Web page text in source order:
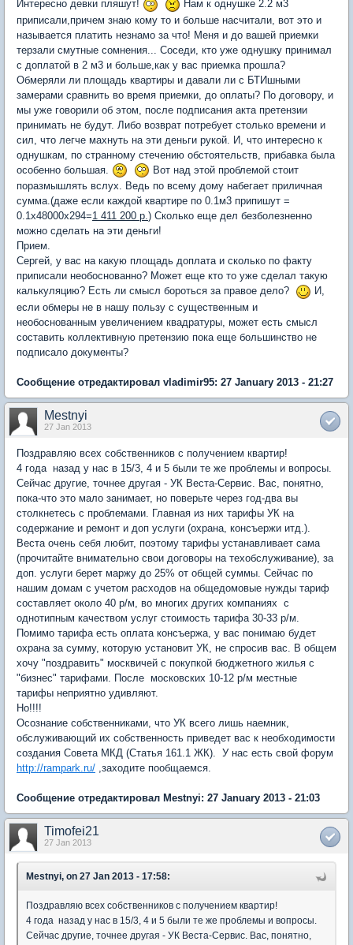
Интересно девки пляшут!
Нам к однушке 2.2 м3
приписали,причем знаю кому то и больше насчитали, вот это и
называется платить незнамо за что! Меня и до вашей приемки
терзали смутные сомнения... Соседи, кто уже однушку принимал
с доплатой в 2 м3 и больше,как у вас приемка прошла?
Обмеряли ли площадь квартиры и давали ли с БТИшными
замерами сравнить во время приемки, до оплаты? По договору, и
мы уже говорили об этом, после подписания акта претензии
принимать не будут. Либо возврат потребует столько времени и
сил, что легче махнуть на эти деньги рукой. И, что интересно к
однушкам, по странному стечению обстоятельств, прибавка была
особенно большая.
Вот над этой проблемой стоит
поразмышлять вслух. Ведь по всему дому набегает приличная
сумма.(даже если каждой квартире по 0.1м3 припишут =
0.1х48000х294=1 411 200 р.) Сколько еще дел безболезненно
можно сделать на эти деньги!
Прием.
Сергей, у вас на какую площадь доплата и сколько по факту
приписали необоснованно? Может еще кто то уже сделал такую
калькуляцию? Есть ли смысл бороться за правое дело?
И,
если обмеры не в нашу пользу с существенным и
необоснованным увеличением квадратуры, может есть смысл
составить коллективную претензию пока еще большинство не
подписало документы?
Сообщение отредактировал vladimir95: 27 January 2013 - 21:27
Mestnyi
27 Jan 2013
Поздравляю всех собственников с получением квартир!
4 года назад у нас в 15/3, 4 и 5 были те же проблемы и вопросы.
Сейчас другие, точнее другая - УК Веста-Сервис. Вас, понятно,
пока-что это мало занимает, но поверьте через год-два вы
столкнетесь с проблемами. Главная из них тарифы УК на
содержание и ремонт и доп услуги (охрана, консъержи итд.).
Веста очень себя любит, поэтому тарифы устанавливает сама
(прочитайте внимательно свои договоры на техобслуживание), за
доп. услуги берет маржу до 25% от общей суммы. Сейчас по
нашим домам с учетом расходов на общедомовые нужды тариф
составляет около 40 р/м, во многих других компаниях с
однотипным качеством услуг стоимость тарифа 30-33 р/м.
Помимо тарифа есть оплата консъержа, у вас понимаю будет
охрана за сумму, которую установит УК, не спросив вас. В общем
хочу "поздравить" москвичей с покупкой бюджетного жилья с
"бизнес" тарифами. После московских 10-12 р/м местные
тарифы неприятно удивляют.
Но!!!!
Осознание собственниками, что УК всего лишь наемник,
обслуживающий их собственность приведет вас к необходимости
создания Совета МКД (Статья 161.1 ЖК). У нас есть свой форум
http://rampark.ru/ ,заходите пообщаемся.
Сообщение отредактировал Mestnyi: 27 January 2013 - 21:03
Timofei21
27 Jan 2013
Mestnyi, on 27 Jan 2013 - 17:58:
Поздравляю всех собственников с получением квартир!
4 года назад у нас в 15/3, 4 и 5 были те же проблемы и вопросы.
Сейчас другие, точнее другая - УК Веста-Сервис. Вас, понятно,